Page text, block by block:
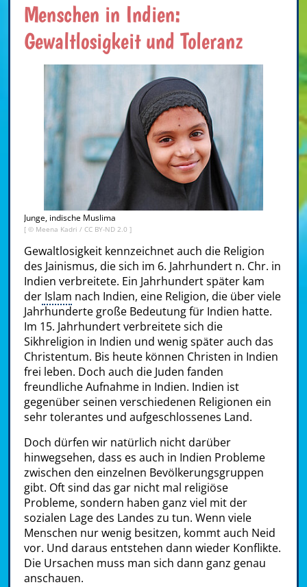
Menschen in Indien:
Gewaltlosigkeit und Toleranz
Junge, indische Muslima
[ © Meena Kadri / CC BY-ND 2.0 ]
Gewaltlosigkeit kennzeichnet auch die Religion
des Jainismus, die sich im 6. Jahrhundert n. Chr. in
Indien verbreitete. Ein Jahrhundert später kam
der Islam nach Indien, eine Religion, die über viele
Jahrhunderte große Bedeutung für Indien hatte.
Im 15. Jahrhundert verbreitete sich die
Sikhreligion in Indien und wenig später auch das
Christentum. Bis heute können Christen in Indien
frei leben. Doch auch die Juden fanden
freundliche Aufnahme in Indien. Indien ist
gegenüber seinen verschiedenen Religionen ein
sehr tolerantes und aufgeschlossenes Land.
Doch dürfen wir natürlich nicht darüber
hinwegsehen, dass es auch in Indien Probleme
zwischen den einzelnen Bevölkerungsgruppen
gibt. Oft sind das gar nicht mal religiöse
Probleme, sondern haben ganz viel mit der
sozialen Lage des Landes zu tun. Wenn viele
Menschen nur wenig besitzen, kommt auch Neid
vor. Und daraus entstehen dann wieder Konflikte.
Die Ursachen muss man sich dann ganz genau
anschauen.